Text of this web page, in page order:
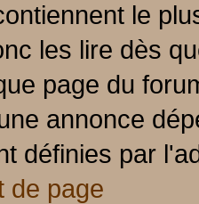
le
les lire dès
page du
annonce
définies par
de page